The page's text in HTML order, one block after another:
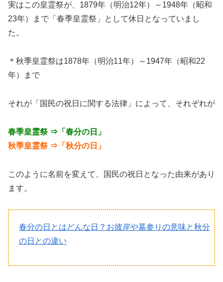
実はこの皇霊祭が、1879年（明治12年）～1948年（昭和
23年）まで「春季皇霊祭」として休日となっていまし
た。
＊秋季皇霊祭は1878年（明治11年）～1947年（昭和22
年）まで
それが「国民の祝日に関する法律」によって、それぞれが
春季皇霊祭 ⇒「春分の日」
秋季皇霊祭 ⇒「秋分の日」
このように名前を変えて、国民の祝日となった由来があり
ます。
春分の日とはどんな日？お彼岸や墓参りの意味と秋分
の日との違い